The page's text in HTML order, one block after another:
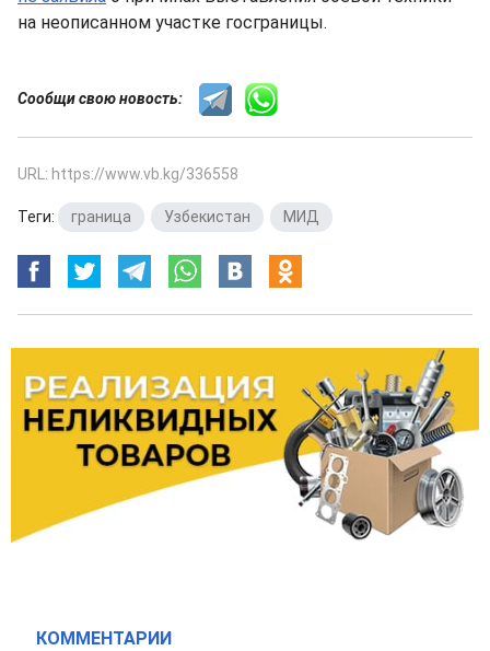
на неописанном участке госграницы.
Сообщи свою новость:
URL: https://www.vb.kg/336558
Теги: граница Узбекистан МИД
КОММЕНТАРИИ